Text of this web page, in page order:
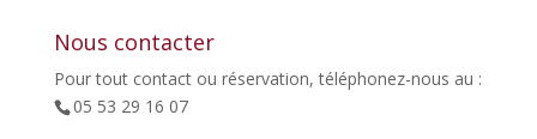
Nous contacter
Pour tout contact ou réservation, téléphonez-nous au :
05 53 29 16 07